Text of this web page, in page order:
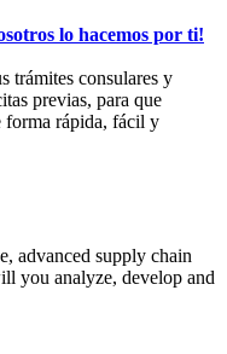
lo hacemos por ti!
trámites consulares y
previas, para que
forma rápida, fácil y
advanced supply chain
you analyze, develop and